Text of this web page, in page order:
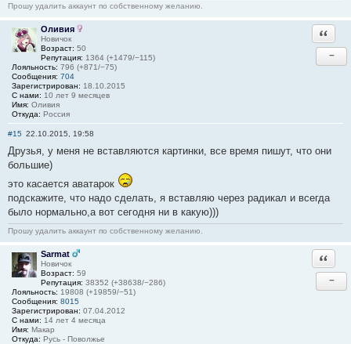
Прошу удалить аккаунт по собственному желанию.
Оливия
Новичок
Возраст: 50
Репутация: 1364 (+1479/−115)
Лояльность: 796 (+871/−75)
Сообщения: 704
Зарегистрирован: 18.10.2015
С нами: 10 лет 9 месяцев
Имя: Оливия
Откуда: Россия
−
#15 22.10.2015, 19:58
Друзья, у меня не вставляются картинки, все время пишут, что они
большие)
это касается аватарок
подскажите, что надо сделать, я вставляю через радикал и всегда
было нормально,а вот сегодня ни в какую)))
Прошу удалить аккаунт по собственному желанию.
Sarmat
Новичок
Возраст: 59
Репутация: 38352 (+38638/−286)
Лояльность: 19808 (+19859/−51)
Сообщения: 8015
Зарегистрирован: 07.04.2012
С нами: 14 лет 4 месяца
Имя: Макар
Откуда: Русь - Поволжье
−